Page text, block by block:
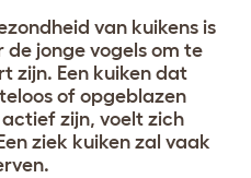
van kuikens is
jonge vogels om te
zijn. Een kuiken dat
of opgeblazen
zijn, voelt zich
ziek kuiken zal vaak